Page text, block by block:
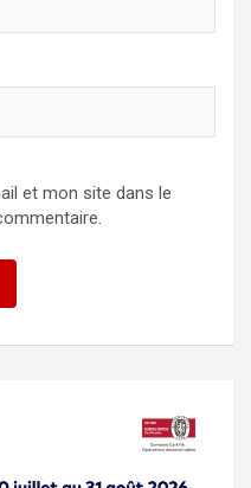
et mon site dans le